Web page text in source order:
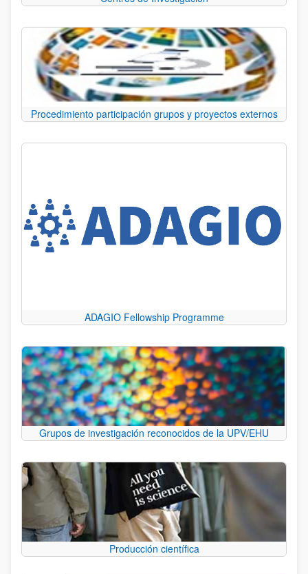
Procedimiento participación grupos y proyectos externos
ADAGIO Fellowship Programme
Grupos de investigación reconocidos de la UPV/EHU
Producción científica